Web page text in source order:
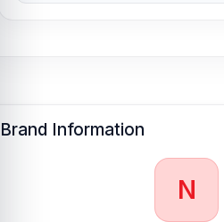
Brand Information
N